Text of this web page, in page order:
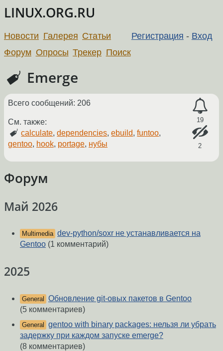
LINUX.ORG.RU
Регистрация - Вход
Новости Галерея Статьи
Форум Опросы Трекер Поиск
Emerge
19
2
Всего сообщений: 206
См. также:
calculate,dependencies,ebuild,funtoo,
gentoo, hook, portage, нубы
Форум
Май 2026
Multimedia dev-python/soxr не устанавливается на
Gentoo (1 комментарий)
2025
General Обновление git-овых пакетов в Gentoo
(5 комментариев)
General gentoo with binary packages: нельзя ли убрать
задержку при каждом запуске emerge?
(8 комментариев)